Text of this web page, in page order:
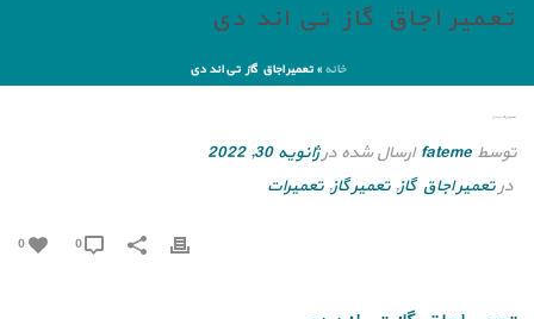
تعمیر اجاق گاز تی اند دی
خانه »تعمیر اجاق گاز تی اند دی
تعمیر اجاق گاز تی اند دی
توسط fatemeارسال شده درژانویه 30, 2022
درتعمیر اجاق گاز,تعمیر گاز,تعمیرات
0